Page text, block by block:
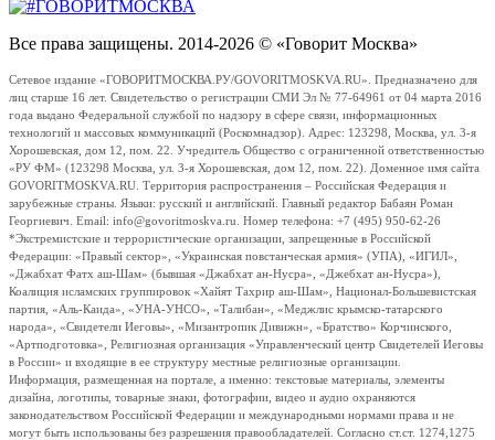
Все права защищены. 2014-2026 © «Говорит Москва»
Сетевое издание «ГОВОРИТМОСКВА.РУ/GOVORITMOSKVA.RU». Предназначено для
лиц старше 16 лет. Свидетельство о регистрации СМИ Эл № 77-64961 от 04 марта 2016
года выдано Федеральной службой по надзору в сфере связи, информационных
технологий и массовых коммуникаций (Роскомнадзор). Адрес: 123298, Москва, ул. 3-я
Хорошевская, дом 12, пом. 22. Учредитель Общество с ограниченной ответственностью
«РУ ФМ» (123298 Москва, ул. 3-я Хорошевская, дом 12, пом. 22). Доменное имя сайта
GOVORITMOSKVA.RU. Территория распространения – Российская Федерация и
зарубежные страны. Языки: русский и английский. Главный редактор Бабаян Роман
Георгиевич. Email: info@govoritmoskva.ru. Номер телефона: +7 (495) 950-62-26
*Экстремистские и террористические организации, запрещенные в Российской
Федерации: «Правый сектор», «Украинская повстанческая армия» (УПА), «ИГИЛ»,
«Джабхат Фатх аш-Шам» (бывшая «Джабхат ан-Нусра», «Джебхат ан-Нусра»),
Коалиция исламских группировок «Хайят Тахрир аш-Шам», Национал-Большевистская
партия, «Аль-Каида», «УНА-УНСО», «Талибан», «Меджлис крымско-татарского
народа», «Свидетели Иеговы», «Мизантропик Дивижн», «Братство» Корчинского,
«Артподготовка», Религиозная организация «Управленческий центр Свидетелей Иеговы
в России» и входящие в ее структуру местные религиозные организации.
Информация, размещенная на портале, а именно: текстовые материалы, элементы
дизайна, логотипы, товарные знаки, фотографии, видео и аудио охраняются
законодательством Российской Федерации и международными нормами права и не
могут быть использованы без разрешения правообладателей. Согласно ст.ст. 1274,1275